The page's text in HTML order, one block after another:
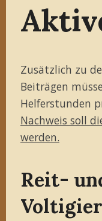
Zusätzlich zu
Beiträgen
Helferstunden
Nachweis soll
werden.
Reit-